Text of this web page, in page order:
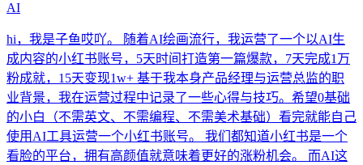
AI
hi，我是子鱼哎吖。 随着AI绘画流行，我运营了一个以AI生
成内容的小红书账号，5天时间打造第一篇爆款，7天完成1万
粉成就，15天变现1w+ 基于我本身产品经理与运营总监的职
业背景，我在运营过程中记录了一些心得与技巧。希望0基础
的小白（不需英文、不需编程、不需美术基础）看完就能自己
使用AI工具运营一个小红书账号。 我们都知道小红书是一个
看脸的平台，拥有高颜值就意味着更好的涨粉机会。 而AI这